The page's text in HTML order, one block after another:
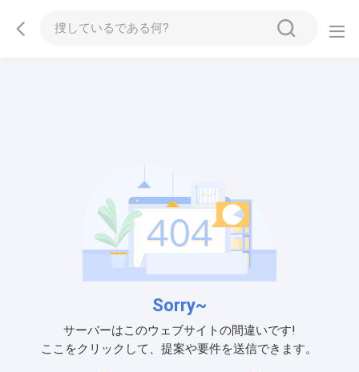
Sorry~
サーバーはこのウェブサイトの間違いです!
ここをクリックして、提案や要件を送信できます。